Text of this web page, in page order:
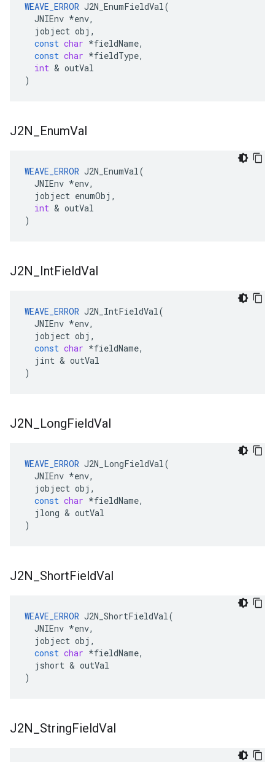
WEAVE_ERROR J2N_EnumFieldVal(
JNIEnv *env,
jobject obj ,
const char *fieldName,
const char *fieldType,
int & outVal
)
J2N EnumVal
WEAVE_ERROR J2N_EnumVal(
JNIEnv *env,
jobject enumObj ,
int & outVal
)
J2N IntFieldVal
WEAVE_ERROR J2N_IntFieldVal(
JNIEnv *env,
jobject obj ,
const char *fieldName,
jint & outVal
)
J2N LongFieldVal
WEAVE_ERROR J2N_LongFieldVal(
JNIEnv *env,
jobject obj ,
const char *fieldName,
jlong & outVal
)
J2N ShortFieldVal
WEAVE_ERROR J2N_ShortFieldVal(
JNIEnv *env,
jobject obj ,
const char *fieldName,
jshort & outVal
)
J2N StringFieldVal